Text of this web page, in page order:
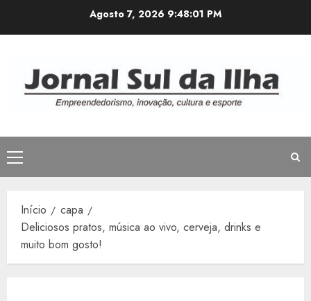
Agosto 7, 2026 9:48:01 PM
Menu
principal
Início
capa
Deliciosos pratos, música ao vivo, cerveja, drinks e
muito bom gosto!